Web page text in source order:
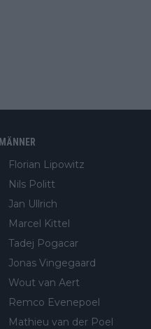
MÄNNER
Florian Lipowitz
Nils Politt
Jan Ullrich
Marcel Kittel
Tadej Pogacar
Jonas Vingegaard
Wout van Aert
Remco Evenepoel
Mathieu van der Poel